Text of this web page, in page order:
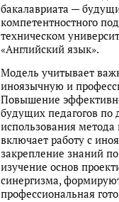
бакалавриата —
компетентностного
техническом
«Английский язык».
Модель учитывает
иноязычную и
Повышение
будущих педагогов по
использования
включает работу с
закрепление знаний
изучение основ
синергизма,
профессиональная